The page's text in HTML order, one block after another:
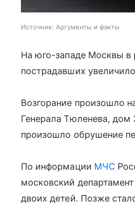
Источник: Аргументы и факты
На юго-западе Москвы в
пострадавших
Возгорание произошло
Генерала Тюленева, дом
произошло обрушение
По информации МЧС
московский
двоих детей. Позже